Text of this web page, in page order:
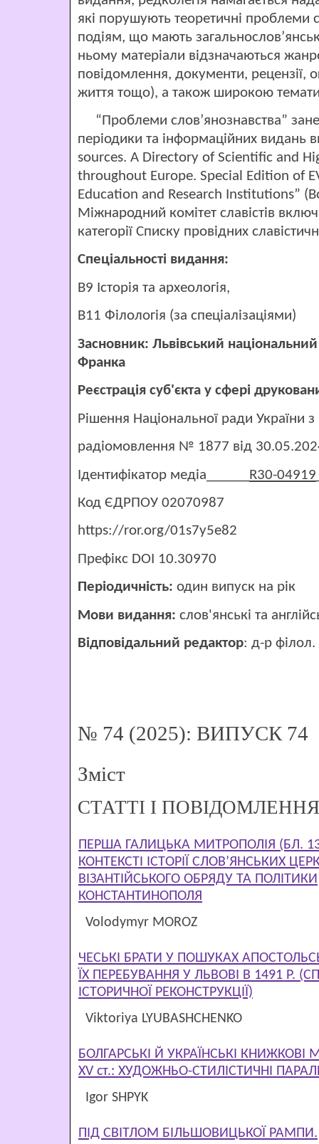
які порушують теоретичні проблеми
подіям, що мають
ньому матеріали відзначаються
повідомлення, документи, рецензії,
життя тощо), а також широкою
“Проблеми слов’янознавства”
періодики та інформаційних видань
sources. A Directory of Scientific and
throughout Europe. Special Edition of
Education and Research Institutions”
Міжнародний комітет славістів
категорії Списку провідних
Спеціальності видання:
В9 Історія та археологія,
В11 Філологія (за спеціалізаціями)
Засновник: Львівський національний
Франка
Реєстрація суб'єкта у сфері
Рішення Національної ради України
радіомовлення № 1877 від
Ідентифікатор медіа______ R30-04919
Код ЄДРПОУ 02070987
https://ror.org/01s7y5e82
Префікс DOI 10.30970
Періодичність: один випуск на рік
Мови видання: слов'янські та
Відповідальний редактор: д-р філол.
№ 74 (2025): ВИПУСК 74
Зміст
СТАТТІ І ПОВІДОМЛЕННЯ
ПЕРША ГАЛИЦЬКА МИТРОПОЛІЯ (БЛ.
КОНТЕКСТІ ІСТОРІЇ СЛОВ’ЯНСЬКИХ
ВІЗАНТІЙСЬКОГО ОБРЯДУ ТА ПОЛІТИКИ
КОНСТАНТИНОПОЛЯ
Volodymyr MOROZ
ЧЕСЬКІ БРАТИ У ПОШУКАХ
ЇХ ПЕРЕБУВАННЯ У ЛЬВОВІ В 1491 Р.
ІСТОРИЧНОЇ РЕКОНСТРУКЦІЇ)
Viktoriya LYUBASHCHENKO
БОЛГАРСЬКІ Й УКРАЇНСЬКІ КНИЖКОВІ
XV ст.: ХУДОЖНЬО-СТИЛІСТИЧНІ
Igor SHPYK
ПІД СВІТЛОМ БІЛЬШОВИЦЬКОЇ РАМПИ.